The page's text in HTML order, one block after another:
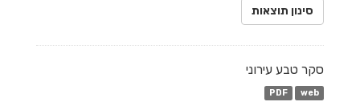
סינון תוצאות
סקר טבע עירוני
PDF web